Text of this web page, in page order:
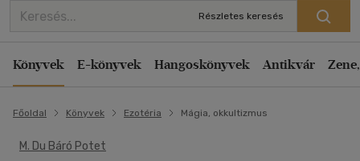
Részletes keresés
Könyvek E-könyvek Hangoskönyvek Antikvár
Főoldal Könyvek Ezotéria Mágia, okkultizmus
M. Du Báró Potet